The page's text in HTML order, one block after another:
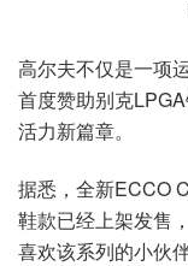
高尔夫不仅是一项
首度赞助别克
活力新篇章。
据悉，全新ECCO
鞋款已经上架发售
喜欢该系列的小伙